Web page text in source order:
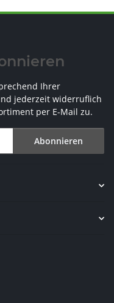
Ihrer
jederzeit widerruflich
per E-Mail zu.
Abonnieren